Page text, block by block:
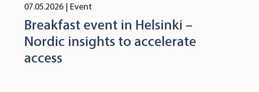
07.05.2026 | Event
Breakfast event in Helsinki –
Nordic insights to accelerate
access